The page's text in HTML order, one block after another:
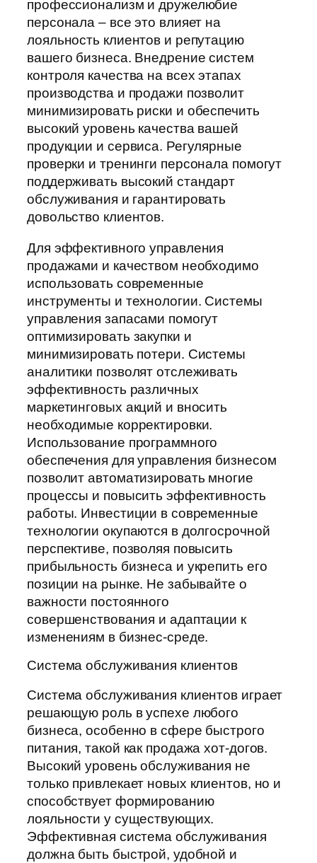
профессионализм и дружелюбие
персонала – все это влияет на
лояльность клиентов и репутацию
вашего бизнеса. Внедрение систем
контроля качества на всех этапах
производства и продажи позволит
минимизировать риски и обеспечить
высокий уровень качества вашей
продукции и сервиса. Регулярные
проверки и тренинги персонала помогут
поддерживать высокий стандарт
обслуживания и гарантировать
довольство клиентов.
Для эффективного управления
продажами и качеством необходимо
использовать современные
инструменты и технологии. Системы
управления запасами помогут
оптимизировать закупки и
минимизировать потери. Системы
аналитики позволят отслеживать
эффективность различных
маркетинговых акций и вносить
необходимые корректировки.
Использование программного
обеспечения для управления бизнесом
позволит автоматизировать многие
процессы и повысить эффективность
работы. Инвестиции в современные
технологии окупаются в долгосрочной
перспективе, позволяя повысить
прибыльность бизнеса и укрепить его
позиции на рынке. Не забывайте о
важности постоянного
совершенствования и адаптации к
изменениям в бизнес-среде.
Система обслуживания клиентов
Система обслуживания клиентов играет
решающую роль в успехе любого
бизнеса, особенно в сфере быстрого
питания, такой как продажа хот-догов.
Высокий уровень обслуживания не
только привлекает новых клиентов, но и
способствует формированию
лояльности у существующих.
Эффективная система обслуживания
должна быть быстрой, удобной и